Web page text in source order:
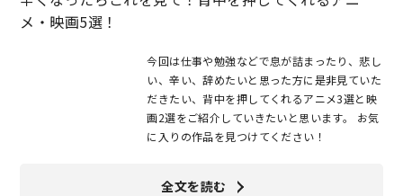
メ・映画5選！
今回は仕事や勉強などで息が詰まったり、悲し
い、辛い、辞めたいと思った方に是非見ていた
だきたい、背中を押してくれるアニメ3選と映
画2選をご紹介していきたいと思います。 お気
に入りの作品を見つけてください！
全文を読む